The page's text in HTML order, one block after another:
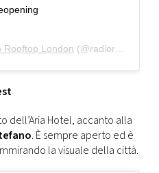
Rooftop London (@radiorooftoplondon) in data:
dell’Aria Hotel, accanto alla
. È sempre aperto ed è
la visuale della città.